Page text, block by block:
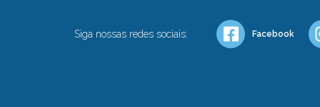
Siga nossas redes sociais: Facebook